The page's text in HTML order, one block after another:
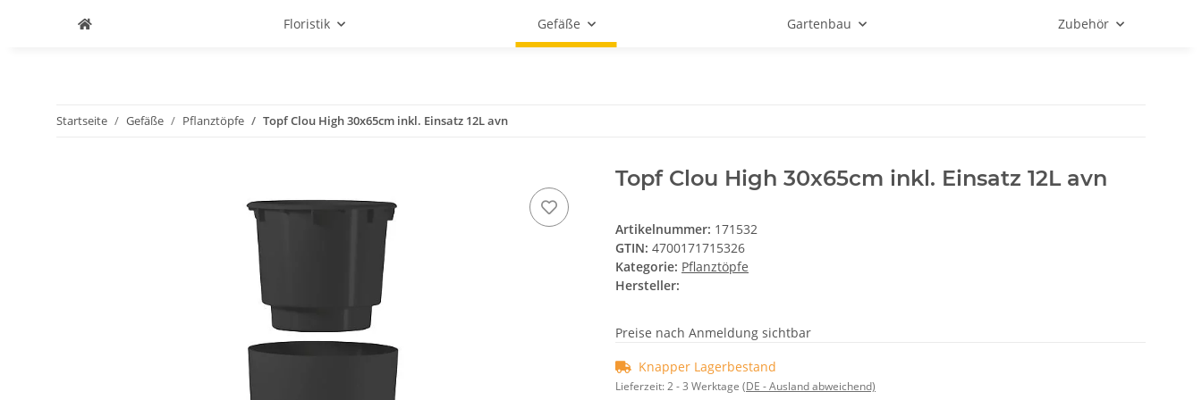
Floristik Gefäße Gartenbau Zubehör
Startseite Gefäße Pflanztöpfe Topf Clou High 30x65cm inkl. Einsatz 12L avn
Topf Clou High 30x65cm inkl. Einsatz 12L avn
Artikelnummer: 171532
GTIN: 4700171715326
Kategorie: Pflanztöpfe
Hersteller:
Preise nach Anmeldung sichtbar
Knapper Lagerbestand
Lieferzeit:2 - 3 Werktage (DE - Ausland abweichend)